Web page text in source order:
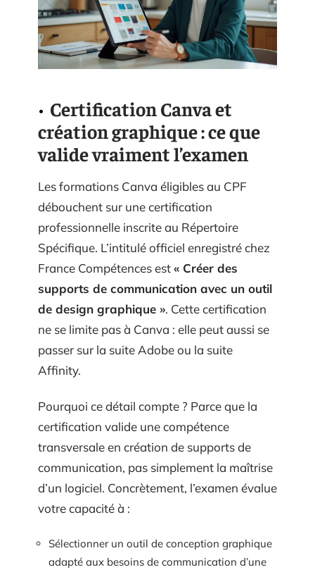
Certification Canva et
création graphique : ce que
valide vraiment l’examen
Les formations Canva éligibles au CPF
débouchent sur une certification
professionnelle inscrite au Répertoire
Spécifique. L’intitulé officiel enregistré chez
France Compétences est« Créer des
supports de communication avec un outil
de design graphique ». Cette certification
ne se limite pas à Canva : elle peut aussi se
passer sur la suite Adobe ou la suite
Affinity.
Pourquoi ce détail compte ? Parce que la
certification valide une compétence
transversale en création de supports de
communication, pas simplement la maîtrise
d’un logiciel. Concrètement, l’examen évalue
votre capacité à :
Sélectionner un outil de conception graphique
adapté aux besoins de communication d’une